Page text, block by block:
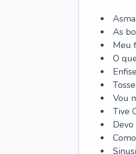
As
Meu
O
Vou
Tive